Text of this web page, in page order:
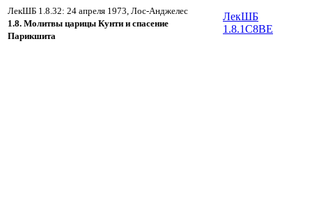
ЛекШБ 1.8.32: 24 апреля 1973, Лос-Анджелес
1.8. Молитвы царицы Кунти и спасение
Парикшита
ЛекШБ
1.8.1C8BE